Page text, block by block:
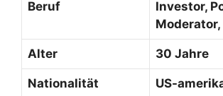
Beruf
Investor,
Alter 30 Jahre
Nationalität US-